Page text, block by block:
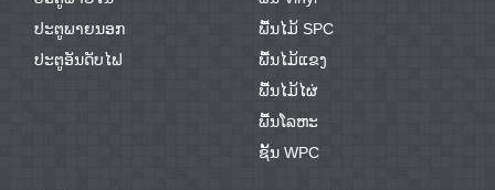
ປະຕູພາຍນອກ
ປະຕູອັນດັບໄຟ
ພື້ນໄມ້ SPC
ພື້ນໄມ້ແຂງ
ພື້ນໄມ້ໄຜ່
ພື້ນໂລຫະ
ຊັ້ນ WPC